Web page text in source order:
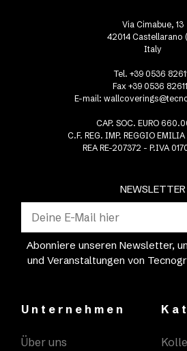
NEWSLETTER
Abonniere unseren Newsletter,
und Veranstaltungen von
Via Cimabue, 13
42014 Castellarano
Italy
Tel. +39 0536
Fax +39 0536
E-mail:
CAP. SOC. EURO
C.F. REG. IMP. REGGIO
REA RE-207372 - P.IVA
Unternehmen
Über uns